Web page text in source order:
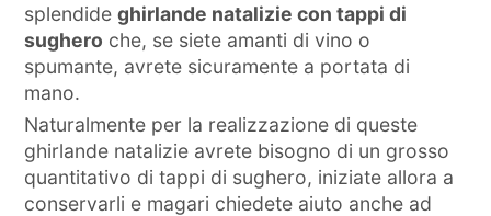
splendideghirlande natalizie con tappi di
sughero che, se siete amanti di vino o
spumante, avrete sicuramente a portata di
mano.
Naturalmente per la realizzazione di queste
ghirlande natalizie avrete bisogno di un grosso
quantitativo di tappi di sughero, iniziate allora a
conservarli e magari chiedete aiuto anche ad